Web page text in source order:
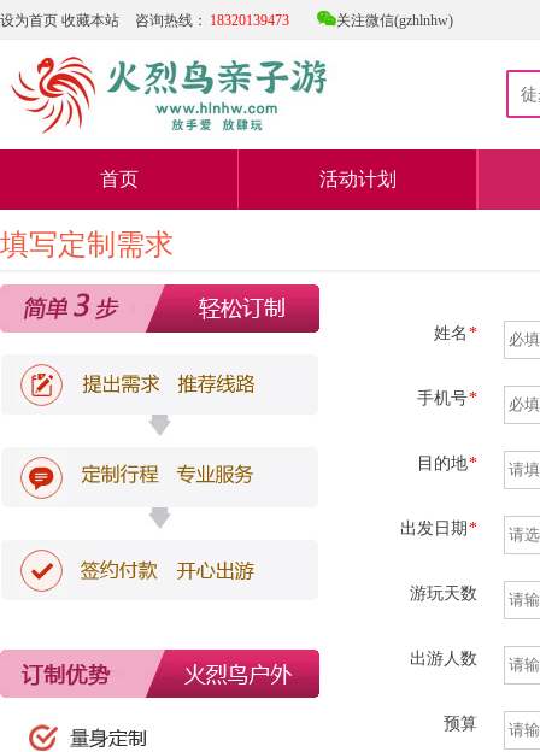
设为首页 收藏本站 咨询热线： 18320139473 关注微信(gzhlnhw)
首页 活动计划
填写定制需求
姓名 *
手机号*
目的地*
出发日期*
游玩天数
出游人数
预算